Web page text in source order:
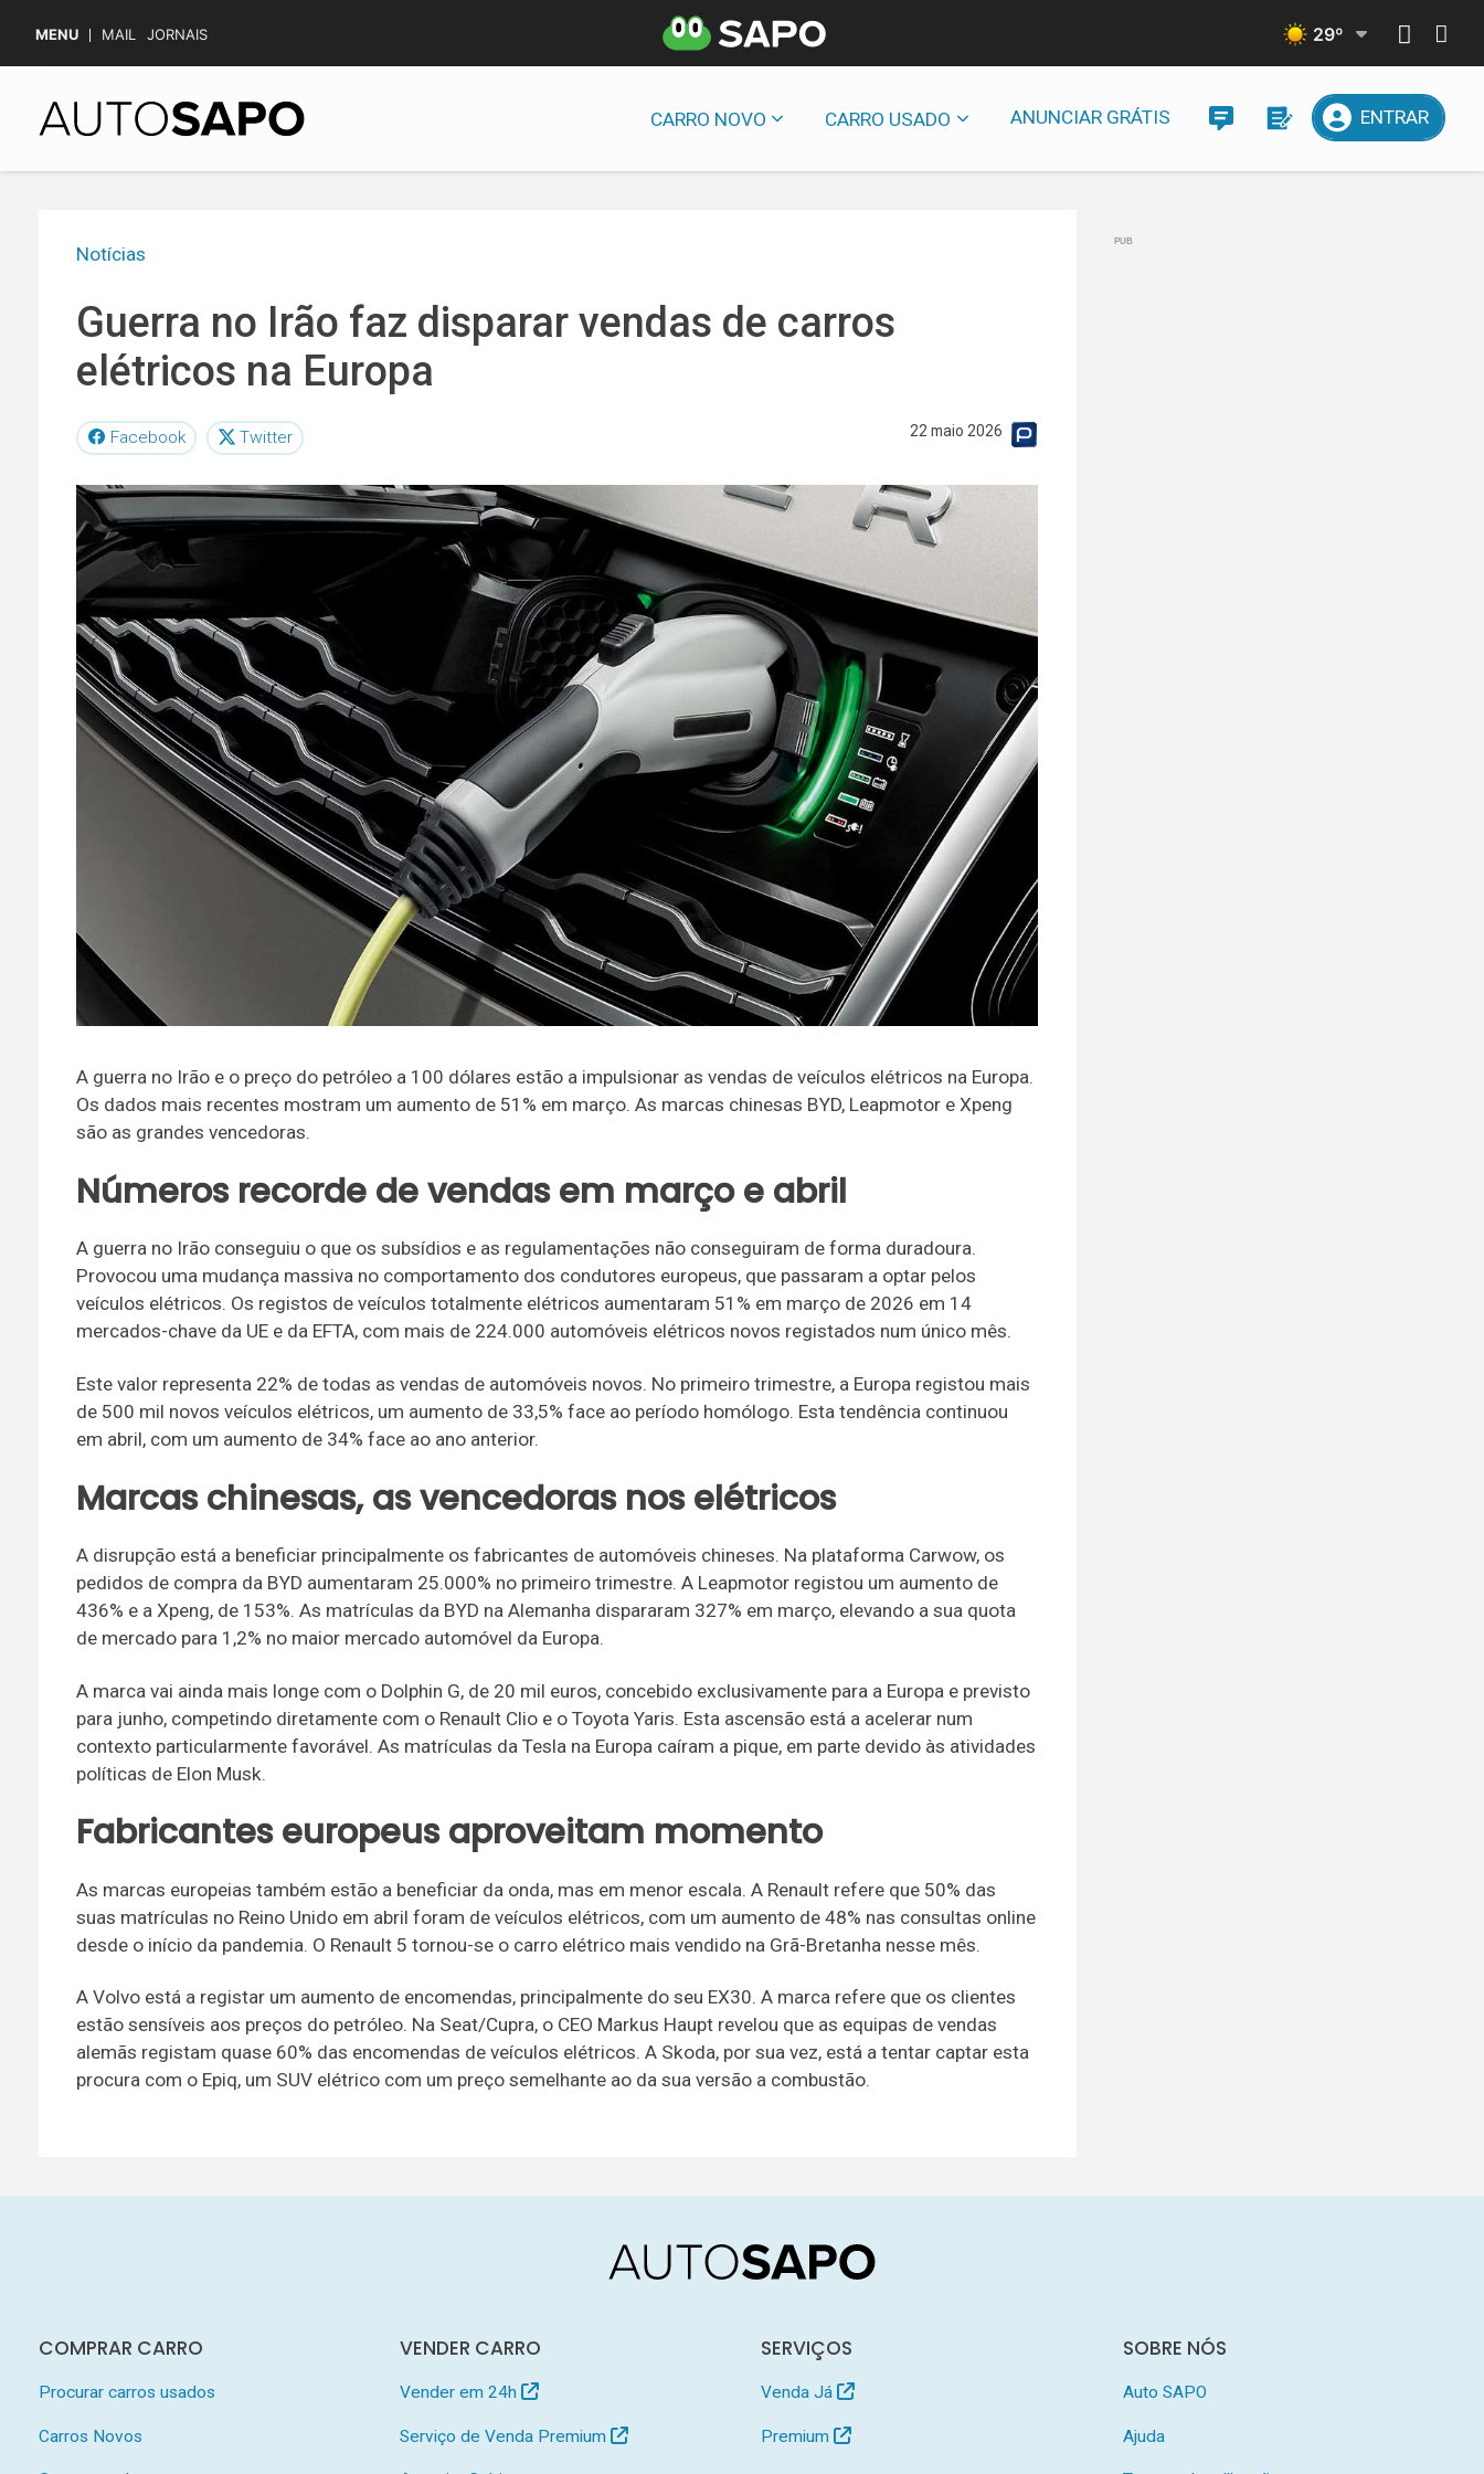
MENU MAIL JORNAIS 29º
CARRO NOVO CARRO USADO ANUNCIAR GRÁTIS ENTRAR
Notícias
Guerra no Irão faz disparar vendas de carros
elétricos na Europa
Facebook Twitter 22 maio 2026
A guerra no Irão e o preço do petróleo a 100 dólares estão a impulsionar as vendas de veículos elétricos na Europa.
Os dados mais recentes mostram um aumento de 51% em março. As marcas chinesas BYD, Leapmotor e Xpeng
são as grandes vencedoras.
Números recorde de vendas em março e abril
A guerra no Irão conseguiu o que os subsídios e as regulamentações não conseguiram de forma duradoura.
Provocou uma mudança massiva no comportamento dos condutores europeus, que passaram a optar pelos
veículos elétricos. Os registos de veículos totalmente elétricos aumentaram 51% em março de 2026 em 14
mercados-chave da UE e da EFTA, com mais de 224.000 automóveis elétricos novos registados num único mês.
Este valor representa 22% de todas as vendas de automóveis novos. No primeiro trimestre, a Europa registou mais
de 500 mil novos veículos elétricos, um aumento de 33,5% face ao período homólogo. Esta tendência continuou
em abril, com um aumento de 34% face ao ano anterior.
Marcas chinesas, as vencedoras nos elétricos
A disrupção está a beneficiar principalmente os fabricantes de automóveis chineses. Na plataforma Carwow, os
pedidos de compra da BYD aumentaram 25.000% no primeiro trimestre. A Leapmotor registou um aumento de
436% e a Xpeng, de 153%. As matrículas da BYD na Alemanha dispararam 327% em março, elevando a sua quota
de mercado para 1,2% no maior mercado automóvel da Europa.
A marca vai ainda mais longe com o Dolphin G, de 20 mil euros, concebido exclusivamente para a Europa e previsto
para junho, competindo diretamente com o Renault Clio e o Toyota Yaris. Esta ascensão está a acelerar num
contexto particularmente favorável. As matrículas da Tesla na Europa caíram a pique, em parte devido às atividades
políticas de Elon Musk.
Fabricantes europeus aproveitam momento
As marcas europeias também estão a beneficiar da onda, mas em menor escala. A Renault refere que 50% das
suas matrículas no Reino Unido em abril foram de veículos elétricos, com um aumento de 48% nas consultas online
desde o início da pandemia. O Renault 5 tornou-se o carro elétrico mais vendido na Grã-Bretanha nesse mês.
A Volvo está a registar um aumento de encomendas, principalmente do seu EX30. A marca refere que os clientes
estão sensíveis aos preços do petróleo. Na Seat/Cupra, o CEO Markus Haupt revelou que as equipas de vendas
alemãs registam quase 60% das encomendas de veículos elétricos. A Skoda, por sua vez, está a tentar captar esta
procura com o Epiq, um SUV elétrico com um preço semelhante ao da sua versão a combustão.
COMPRAR CARRO
Procurar carros usados
Carros Novos
VENDER CARRO
Vender em 24h
Serviço de Venda Premium
SERVIÇOS
Venda Já
Premium
SOBRE NÓS
Auto SAPO
Ajuda